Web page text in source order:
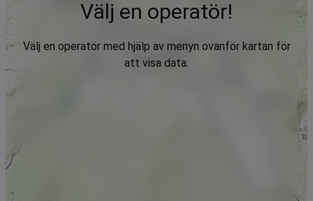
Välj en operatör!
Välj en operatör med hjälp av menyn ovanför kartan för
att visa data.